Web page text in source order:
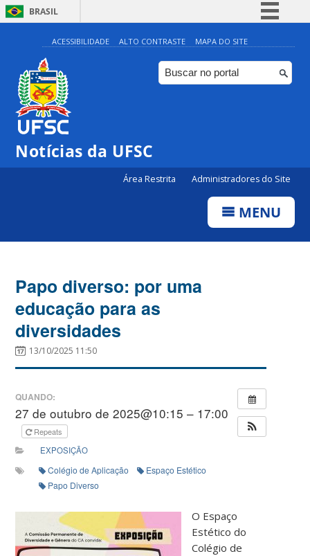
BRASIL
Simplifique!
Comunica BR
Participe
ACESSIBILIDADE ALTO CONTRASTE MAPA DO SITE
Notícias da UFSC
Área Restrita Administradores do Site
MENU
Papo diverso: por uma
educação para as
diversidades
13/10/2025 11:50
QUANDO:
27 de outubro de 2025@10:15 – 17:00
Repeats
EXPOSIÇÃO
Colégio de Aplicação
Espaço Estético
Papo Diverso
O Espaço
Estético do
Colégio de